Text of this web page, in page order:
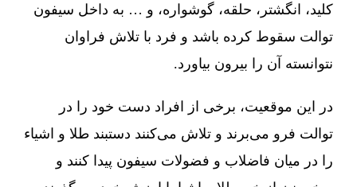
کلید، انگشتر، حلقه، گوشواره، و … به داخل سیفون
توالت سقوط کرده باشد و فرد با تلاش فراوان
نتوانسته آن را بیرون بیاورد.
در این موقعیت، برخی از افراد دست خود را در
توالت فرو می‌برند و تلاش می‌کنند دستبند طلا و اشیاء
را در میان فاضلاب و فضولات سیفون پیدا کنند و